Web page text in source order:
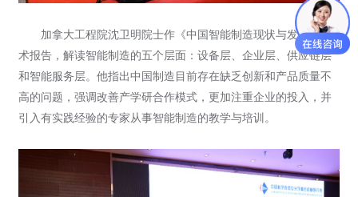
加拿大工程院沈卫明院士作《中国智能制造现状与发展》学
术报告，解读智能制造的五个层面：设备层、企业层、供应链层
和智能服务层。他指出中国制造目前存在缺乏创新和产品质量不
高的问题，强调改善产学研合作模式，更加注重企业的投入，并
引入有实践经验的专家从事智能制造的教学与培训。